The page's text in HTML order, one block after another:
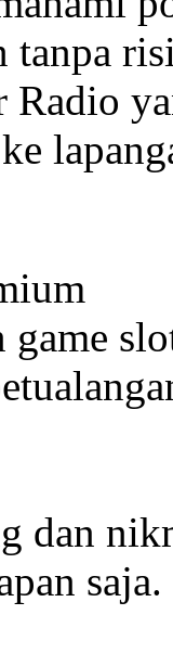
tanpa
dan
saja.